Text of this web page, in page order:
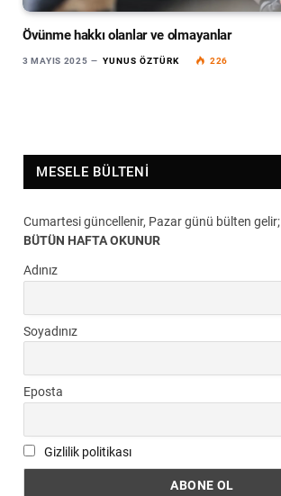
Övünme hakkı olanlar ve olmayanlar
3 MAYIS 2025 YUNUS ÖZTÜRK 226
MESELE BÜLTENI
Cumartesi güncellenir, Pazar günü bülten gelir;
BÜTÜN HAFTA OKUNUR
Adınız
Soyadınız
Eposta
Gizlilik politikası